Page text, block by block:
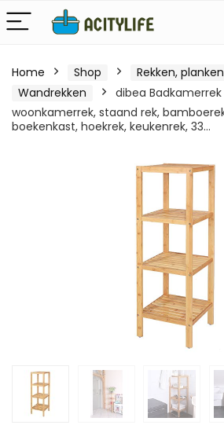
Home Shop
Rekken,
Wandrekken
dibea
woonkamerrek, staand rek,
boekenkast, hoekrek, keukenrek, 33…